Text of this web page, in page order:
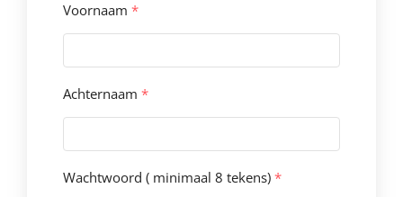
Voornaam *
Achternaam *
Wachtwoord ( minimaal 8 tekens) *